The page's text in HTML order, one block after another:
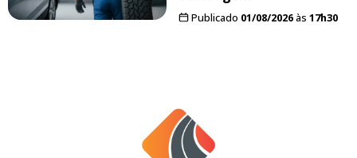
Publicado 01/08/2026às 17h30